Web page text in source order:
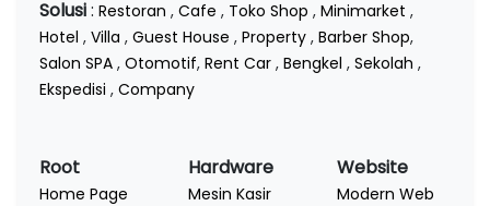
Solusi: Restoran , Cafe , Toko Shop , Minimarket ,
Hotel , Villa , Guest House , Property , Barber Shop,
Salon SPA , Otomotif, Rent Car , Bengkel , Sekolah ,
Ekspedisi , Company
Root
Home Page
Hardware
Mesin Kasir
Website
Modern Web